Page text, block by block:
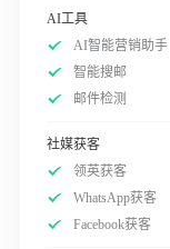
AI工具
AI智能营销助手
智能搜邮
邮件检测
社媒获客
领英获客
WhatsApp获客
Facebook获客